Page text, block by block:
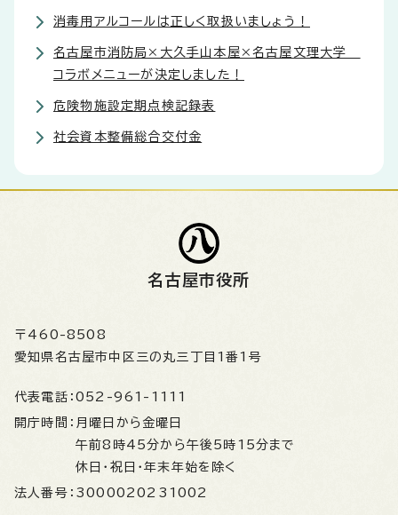
消毒用アルコールは正しく取扱いましょう！
名古屋市消防局×大久手山本屋×名古屋文理大学
コラボメニューが決定しました！
危険物施設定期点検記録表
社会資本整備総合交付金
名古屋市役所
〒460-8508
愛知県名古屋市中区三の丸三丁目1番1号
代表電話： 052-961-1111
開庁時間： 月曜日から金曜日
午前8時45分から午後5時15分まで
休日・祝日・年末年始を除く
法人番号： 3000020231002